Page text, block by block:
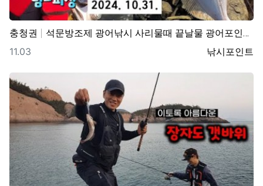
충청권 석문방조제 광어낚시 사리물때 끝날물 광어포인트 추천
등록자
낚시포인트
등록일
11.03